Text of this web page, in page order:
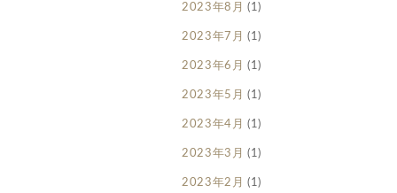
2023年8月 (1)
2023年7月 (1)
2023年6月 (1)
2023年5月 (1)
2023年4月 (1)
2023年3月 (1)
2023年2月 (1)